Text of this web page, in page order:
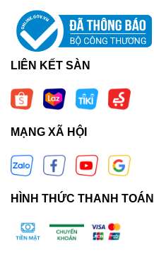
LIÊN KẾT SÀN
MẠNG XÃ HỘI
HÌNH THỨC THANH TOÁN